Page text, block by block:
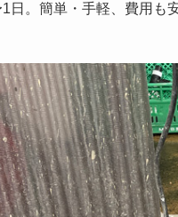
日。簡単・手軽、費用も